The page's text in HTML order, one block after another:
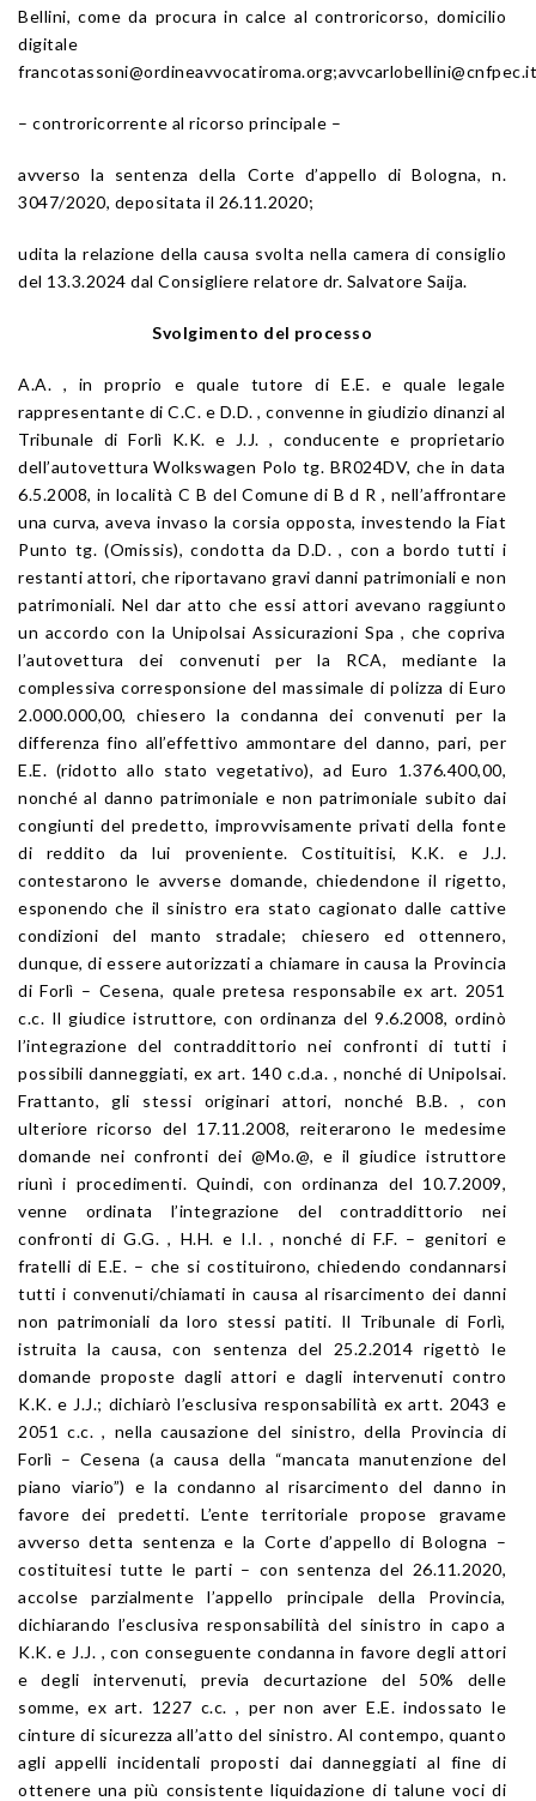
Bellini, come da procura in calce al controricorso, domicilio
digitale
francotassoni@ordineavvocatiroma.org;avvcarlobellini@cnfpec.it
– controricorrente al ricorso principale –
avverso la sentenza della Corte d’appello di Bologna, n.
3047/2020, depositata il 26.11.2020;
udita la relazione della causa svolta nella camera di consiglio
del 13.3.2024 dal Consigliere relatore dr. Salvatore Saija.
Svolgimento del processo
A.A. , in proprio e quale tutore di E.E. e quale legale
rappresentante di C.C. e D.D. , convenne in giudizio dinanzi al
Tribunale di Forlì K.K. e J.J. , conducente e proprietario
dell’autovettura Wolkswagen Polo tg. BR024DV, che in data
6.5.2008, in località C B del Comune di B d R , nell’affrontare
una curva, aveva invaso la corsia opposta, investendo la Fiat
Punto tg. (Omissis), condotta da D.D. , con a bordo tutti i
restanti attori, che riportavano gravi danni patrimoniali e non
patrimoniali. Nel dar atto che essi attori avevano raggiunto
un accordo con la Unipolsai Assicurazioni Spa , che copriva
l’autovettura dei convenuti per la RCA, mediante la
complessiva corresponsione del massimale di polizza di Euro
2.000.000,00, chiesero la condanna dei convenuti per la
differenza fino all’effettivo ammontare del danno, pari, per
E.E. (ridotto allo stato vegetativo), ad Euro 1.376.400,00,
nonché al danno patrimoniale e non patrimoniale subito dai
congiunti del predetto, improvvisamente privati della fonte
di reddito da lui proveniente. Costituitisi, K.K. e J.J.
contestarono le avverse domande, chiedendone il rigetto,
esponendo che il sinistro era stato cagionato dalle cattive
condizioni del manto stradale; chiesero ed ottennero,
dunque, di essere autorizzati a chiamare in causa la Provincia
di Forlì – Cesena, quale pretesa responsabile ex art. 2051
c.c. Il giudice istruttore, con ordinanza del 9.6.2008, ordinò
l’integrazione del contraddittorio nei confronti di tutti i
possibili danneggiati, ex art. 140 c.d.a. , nonché di Unipolsai.
Frattanto, gli stessi originari attori, nonché B.B. , con
ulteriore ricorso del 17.11.2008, reiterarono le medesime
domande nei confronti dei @Mo.@, e il giudice istruttore
riunì i procedimenti. Quindi, con ordinanza del 10.7.2009,
venne ordinata l’integrazione del contraddittorio nei
confronti di G.G. , H.H. e I.I. , nonché di F.F. – genitori e
fratelli di E.E. – che si costituirono, chiedendo condannarsi
tutti i convenuti/chiamati in causa al risarcimento dei danni
non patrimoniali da loro stessi patiti. Il Tribunale di Forlì,
istruita la causa, con sentenza del 25.2.2014 rigettò le
domande proposte dagli attori e dagli intervenuti contro
K.K. e J.J.; dichiarò l’esclusiva responsabilità ex artt. 2043 e
2051 c.c. , nella causazione del sinistro, della Provincia di
Forlì – Cesena (a causa della “mancata manutenzione del
piano viario”) e la condanno al risarcimento del danno in
favore dei predetti. L’ente territoriale propose gravame
avverso detta sentenza e la Corte d’appello di Bologna –
costituitesi tutte le parti – con sentenza del 26.11.2020,
accolse parzialmente l’appello principale della Provincia,
dichiarando l’esclusiva responsabilità del sinistro in capo a
K.K. e J.J. , con conseguente condanna in favore degli attori
e degli intervenuti, previa decurtazione del 50% delle
somme, ex art. 1227 c.c. , per non aver E.E. indossato le
cinture di sicurezza all’atto del sinistro. Al contempo, quanto
agli appelli incidentali proposti dai danneggiati al fine di
ottenere una più consistente liquidazione di talune voci di